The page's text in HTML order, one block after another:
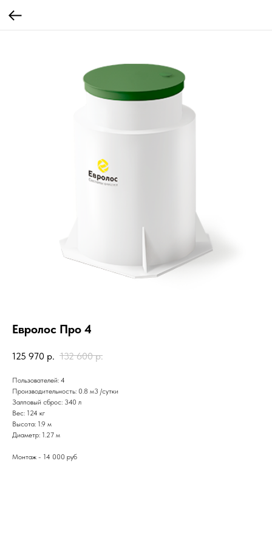
Евролос Про 4
125 970 р. 132 600 р.
Пользователей: 4
Производительность: 0.8 м3 /сутки
Залповый сброс: 340 л
Вес: 124 кг
Высота: 1.9 м
Диаметр: 1.27 м
Монтаж - 14 000 руб